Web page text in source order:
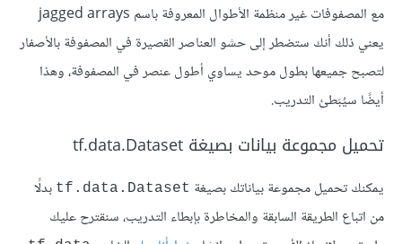
مع المصفوفات غير منظمة الأطوال المعروفة باسم jagged arrays
يعني ذلك أنك ستضطر إلى حشو العناصر القصيرة في المصفوفة بالأصفار
لتصبح جميعها بطول موحد يساوي أطول عنصر في المصفوفة، وهذا
أيضًا سيُبَطئ التدريب.
تحميل مجموعة بيانات بصيغة tf.data.Dataset
يمكنك تحميل مجموعة بياناتك بصيغة tf.data.Dataset بدلًا
من اتباع الطريقة السابقة والمخاطرة بإبطاء التدريب، سنقترح عليك